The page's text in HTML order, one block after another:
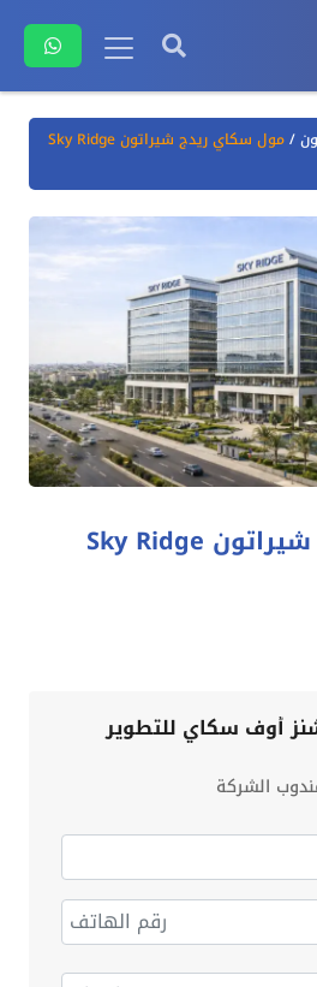
/
مول سكاي ريدج شيراتون Sky Ridge
مول سكاي ريدج شيراتون Sky Ridge
أوف سكاي للتطوير
الشركة